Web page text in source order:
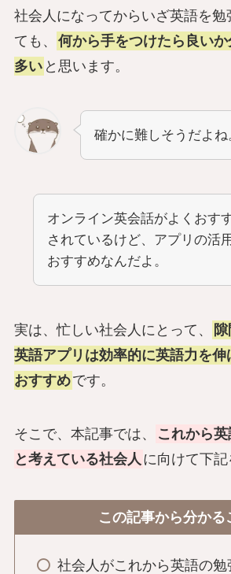
社会人になってからいざ英語を勉
ても、
何から手をつけたら良い
多い と思います。
確かに難しそうだよね
オンライン英会話がよくおす
されているけど、アプリの活
おすすめなんだよ。
実は、忙しい社会人にとって、
英語アプリは効率的に英語力を伸
おすすめです。
そこで、本記事では、
これから
と考えている社会人 に向けて下記
この記事から分かる
社会人がこれから英語の勉